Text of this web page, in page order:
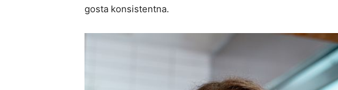
gosta konsistentna.